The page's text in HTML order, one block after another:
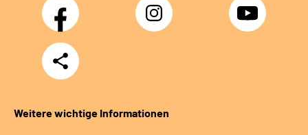
Facebook Instagram YouTube
Teilen
Weitere wichtige Informationen